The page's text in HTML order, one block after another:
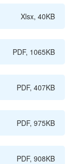
Xlsx, 40KB
PDF, 1065KB
PDF, 407KB
PDF, 975KB
PDF, 908KB